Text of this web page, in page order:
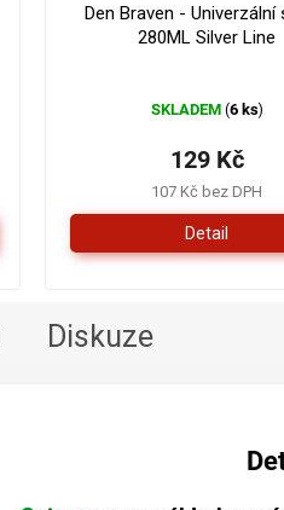
Den Braven - Univerzální
280ML Silver Line
SKLADEM (6 ks)
107 Kč bez DPH
129 Kč
Detail
Diskuze